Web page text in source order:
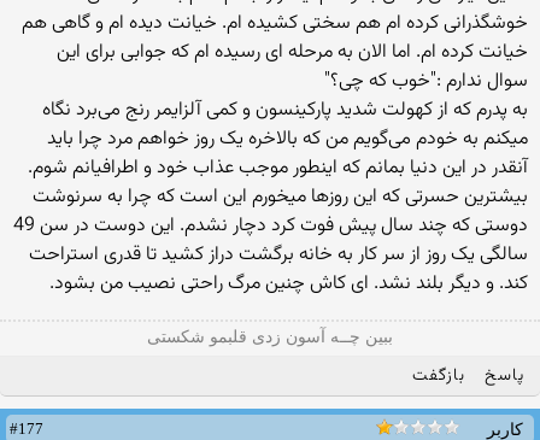
خوشگذرانی کرده ام هم سختی کشیده ام. خیانت دیده ام و گاهی هم
خیانت کرده ام. اما الان به مرحله ای رسیده ام که جوابی برای این
سوال ندارم :"خوب که چی؟"
به پدرم که از کهولت شدید پارکینسون و کمی آلزایمر رنج می‌برد نگاه
میکنم به خودم می‌گویم من که بالاخره یک روز خواهم مرد چرا باید
آنقدر در این دنیا بمانم که اینطور موجب عذاب خود و اطرافیانم شوم.
بیشترین حسرتی که این روزها میخورم این است که چرا به سرنوشت
دوستی که چند سال پیش فوت کرد دچار نشدم. این دوست در سن 49
سالگی یک روز از سر کار به خانه برگشت دراز کشید تا قدری استراحت
کند. و دیگر بلند نشد. ای کاش چنین مرگ راحتی نصیب من بشود.
ببین چــه آسون زدی قلبمو شکستی
پاسخ بازگفت
کاربر
#177